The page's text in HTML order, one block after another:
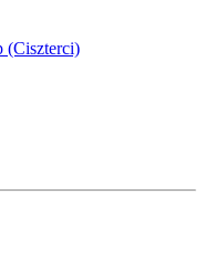
(Ciszterci)